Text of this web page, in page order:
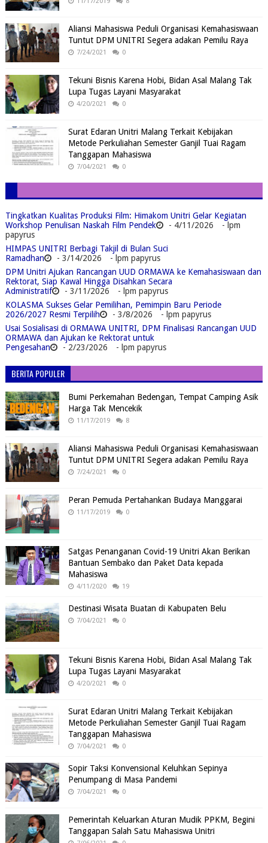
Aliansi Mahasiswa Peduli Organisasi Kemahasiswaan
Tuntut DPM UNITRI Segera adakan Pemilu Raya
7/24/2021 0
Tekuni Bisnis Karena Hobi, Bidan Asal Malang Tak
Lupa Tugas Layani Masyarakat
4/20/2021 0
Surat Edaran Unitri Malang Terkait Kebijakan
Metode Perkuliahan Semester Ganjil Tuai Ragam
Tanggapan Mahasiswa
7/04/2021 0
Tingkatkan Kualitas Produksi Film: Himakom Unitri Gelar Kegiatan
Workshop Penulisan Naskah Film Pendek
- 4/11/2026
- lpm
papyrus
HIMPAS UNITRI Berbagi Takjil di Bulan Suci
Ramadhan
- 3/14/2026
- lpm papyrus
DPM Unitri Ajukan Rancangan UUD ORMAWA ke Kemahasiswaan dan
Rektorat, Siap Kawal Hingga Disahkan Secara
Administratif
- 3/11/2026
- lpm papyrus
KOLASMA Sukses Gelar Pemilihan, Pemimpin Baru Periode
2026/2027 Resmi Terpilih
- 3/8/2026
- lpm papyrus
Usai Sosialisasi di ORMAWA UNITRI, DPM Finalisasi Rancangan UUD
ORMAWA dan Ajukan ke Rektorat untuk
Pengesahan
- 2/23/2026 - lpm papyrus
BERITA POPULER
Bumi Perkemahan Bedengan, Tempat Camping Asik
Harga Tak Mencekik
11/17/2019 8
Aliansi Mahasiswa Peduli Organisasi Kemahasiswaan
Tuntut DPM UNITRI Segera adakan Pemilu Raya
7/24/2021 0
Peran Pemuda Pertahankan Budaya Manggarai
11/17/2019 0
Satgas Penanganan Covid-19 Unitri Akan Berikan
Bantuan Sembako dan Paket Data kepada
Mahasiswa
4/11/2020 19
Destinasi Wisata Buatan di Kabupaten Belu
7/04/2021 0
Tekuni Bisnis Karena Hobi, Bidan Asal Malang Tak
Lupa Tugas Layani Masyarakat
4/20/2021 0
Surat Edaran Unitri Malang Terkait Kebijakan
Metode Perkuliahan Semester Ganjil Tuai Ragam
Tanggapan Mahasiswa
7/04/2021 0
Sopir Taksi Konvensional Keluhkan Sepinya
Penumpang di Masa Pandemi
7/04/2021 0
Pemerintah Keluarkan Aturan Mudik PPKM, Begini
Tanggapan Salah Satu Mahasiswa Unitri